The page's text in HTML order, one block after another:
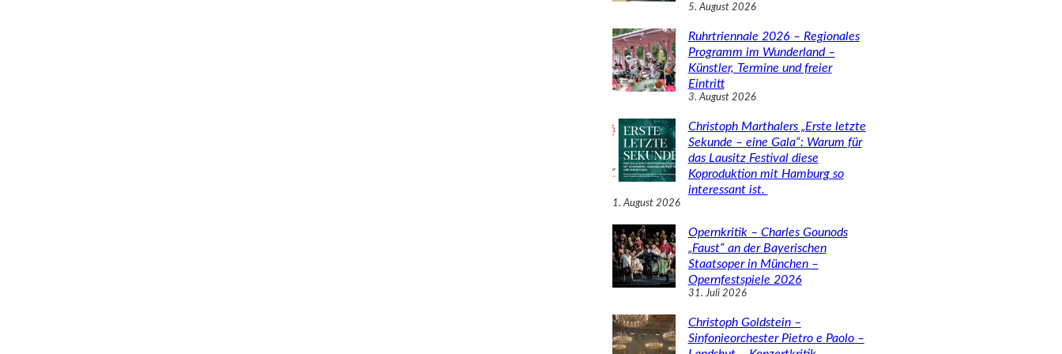
5. August 2026
Ruhrtriennale 2026 – Regionales
Programm im Wunderland –
Künstler, Termine und freier
Eintritt
3. August 2026
Christoph Marthalers „Erste letzte
Sekunde – eine Gala“: Warum für
das Lausitz Festival diese
Koproduktion mit Hamburg so
interessant ist.
1. August 2026
Opernkritik – Charles Gounods
„Faust“ an der Bayerischen
Staatsoper in München –
Opernfestspiele 2026
31. Juli 2026
Christoph Goldstein –
Sinfonieorchester Pietro e Paolo –